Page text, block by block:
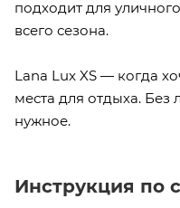
подходит для
всего сезона.
Lana Lux XS — когда
места для отдыха.
нужное.
Инструкция по